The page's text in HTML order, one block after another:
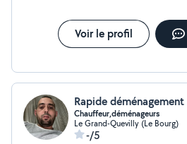
Voir le profil
Rapide déménagement
Chauffeur,déménageurs
Le Grand-Quevilly (Le Bourg)
-/5